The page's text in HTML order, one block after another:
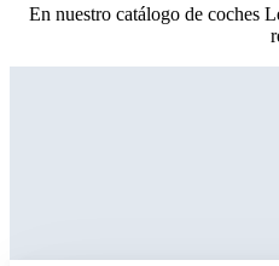
En nuestro catálogo de coches